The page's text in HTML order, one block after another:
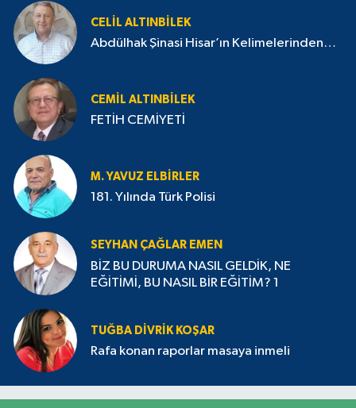
CELIL ALTINBILEK
Abdülhak Şinasi Hisar’ın Kelimelerinden…
CEMIL ALTINBILEK
FETİH CEMİYETİ
M. YAVUZ ELBIRLER
181. Yılında Türk Polisi
SEYHAN ÇAĞLAR EMEN
BİZ BU DURUMA NASIL GELDİK, NE
EĞİTİMİ, BU NASIL BİR EĞİTİM? 1
TUĞBA DIVRIK KOŞAR
Rafa konan raporlar masaya inmeli